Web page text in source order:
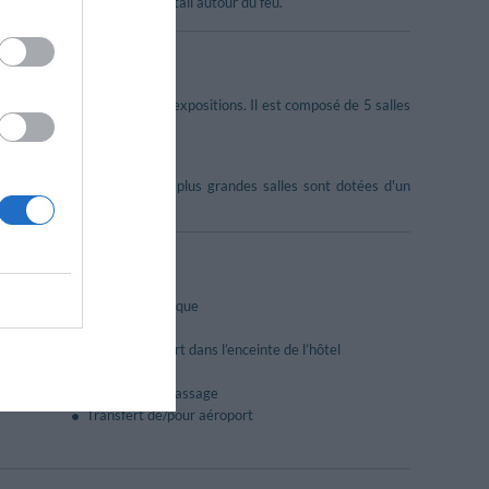
des réceptions et des expositions. Il est composé de 5 salles
et d'un écran. Les deux plus grandes salles sont dotées d'un
Cuisine diététique
Parking couvert dans l’enceinte de l’hôtel
Service de repassage
Transfert de/pour aéroport